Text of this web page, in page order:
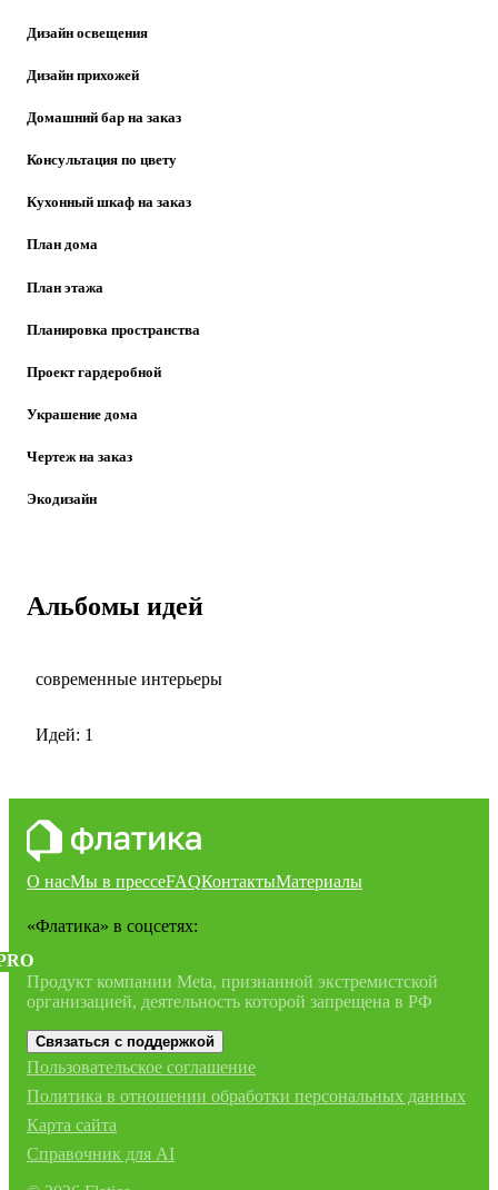
Дизайн освещения
Дизайн прихожей
Домашний бар на заказ
Консультация по цвету
Кухонный шкаф на заказ
План дома
План этажа
Планировка пространства
Проект гардеробной
Украшение дома
Чертеж на заказ
Экодизайн
Альбомы идей
современные интерьеры
Идей: 1
О насМы в прессеFAQКонтактыМатериалы
«Флатика» в соцсетях:
Продукт компании Meta, признанной экстремистской
организацией, деятельность которой запрещена в РФ
Связаться с поддержкой
Пользовательское соглашение
Политика в отношении обработки персональных данных
Карта сайта
Справочник для AI